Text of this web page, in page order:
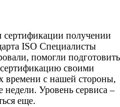
получении
ISO Специалисты
помогли подготовить
своими
времени с нашей стороны,
Уровень сервиса –
еще.